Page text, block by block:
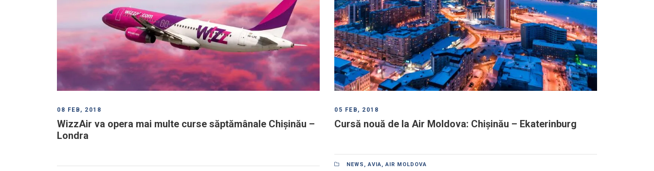
08 FEB, 2018
WizzAir va opera mai multe curse săptămânale Chișinău –
Londra
05 FEB, 2018
Cursă nouă de la Air Moldova: Chișinău – Ekaterinburg
NEWS ,AVIA,AIR MOLDOVA